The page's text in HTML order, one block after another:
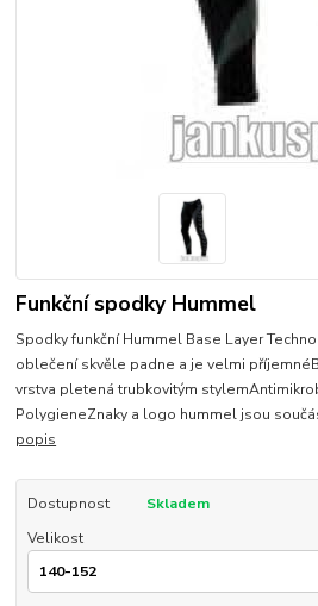
Funkční spodky Hummel
Spodky funkční Hummel Base Layer
oblečení skvěle padne a je velmi
vrstva pletená trubkovitým
PolygieneZnaky a logo hummel jsou
popis
Dostupnost
Skladem
Velikost